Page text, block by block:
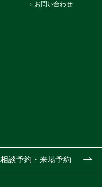
お問い合わせ
相談予約・来場予約